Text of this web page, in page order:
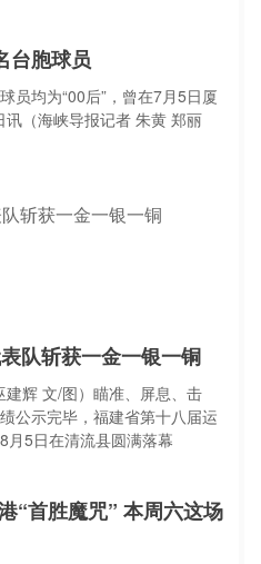
台胞球员
员均为“00后”，曾在7月5日厦
（海峡导报记者 朱黄 郑丽
队斩获一金一银一铜
辉 文/图）瞄准、屏息、击
示完毕，福建省第十八届运
月5日在清流县圆满落幕
“首胜魔咒” 本周六这场